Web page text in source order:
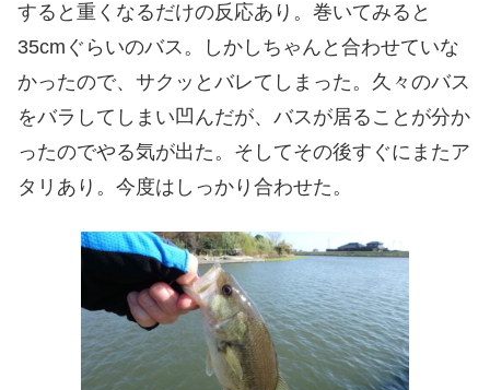
すると重くなるだけの反応あり。巻いてみると
35cmぐらいのバス。しかしちゃんと合わせていな
かったので、サクッとバレてしまった。久々のバス
をバラしてしまい凹んだが、バスが居ることが分か
ったのでやる気が出た。そしてその後すぐにまたア
タリあり。今度はしっかり合わせた。